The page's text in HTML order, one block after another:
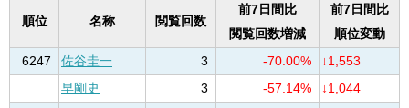
順位 名称 閲覧回数
前7日間比
閲覧回数増減
前7日間比
順位変動
6247
佐谷圭一 3 -70.00%
↓1,553
早剛史
3 -57.14%
↓1,044